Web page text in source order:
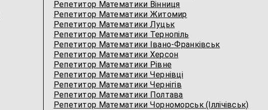
Репетитор Математики Вінниця
Репетитор Математики Житомир
Репетитор Математики Луцьк
Репетитор Математики Тернопіль
Репетитор Математики Івано-Франківськ
Репетитор Математики Херсон
Репетитор Математики Рівне
Репетитор Математики Чернівці
Репетитор Математики Чернігів
Репетитор Математики Полтава
Репетитор Математики Чорноморськ (Іллічівськ)